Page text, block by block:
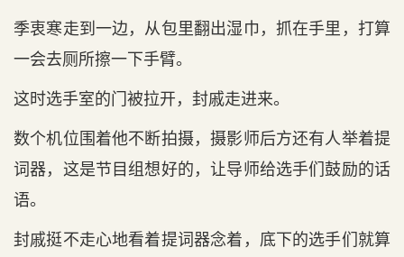
季衷寒走到一边，从包里翻出湿巾，抓在手里，打算
一会去厕所擦一下手臂。
这时选手室的门被拉开，封戚走进来。
数个机位围着他不断拍摄，摄影师后方还有人举着提
词器，这是节目组想好的，让导师给选手们鼓励的话
语。
封戚挺不走心地看着提词器念着，底下的选手们就算